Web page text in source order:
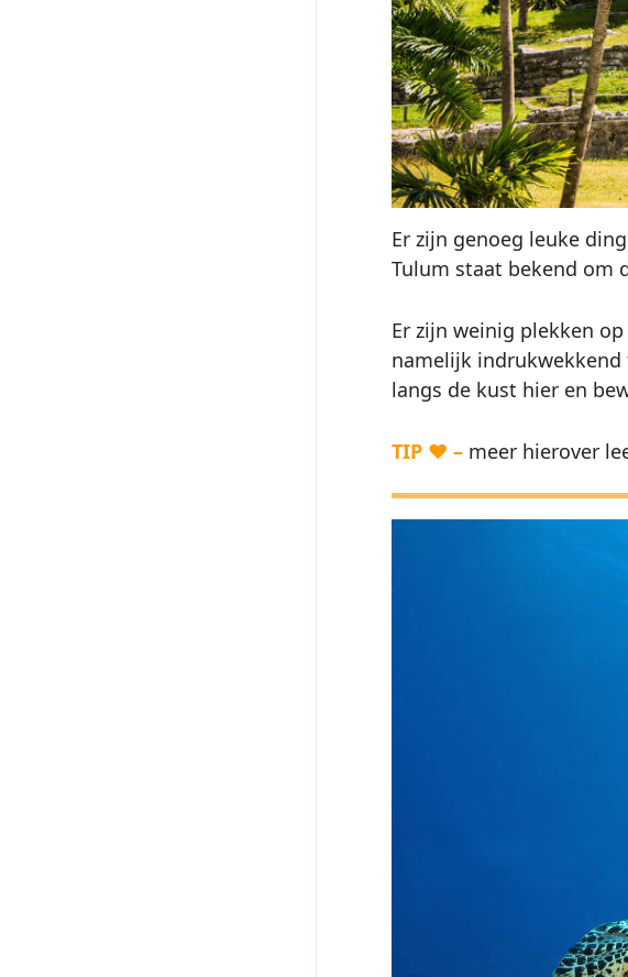
Er zijn genoeg leuke
Tulum staat bekend om
Er zijn weinig plekken
namelijk indrukwekkend
langs de kust hier en
TIP ♥ –meer hierover